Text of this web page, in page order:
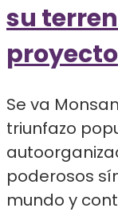
su
proyecto
Se va
triunfazo
poderosos
mundo y